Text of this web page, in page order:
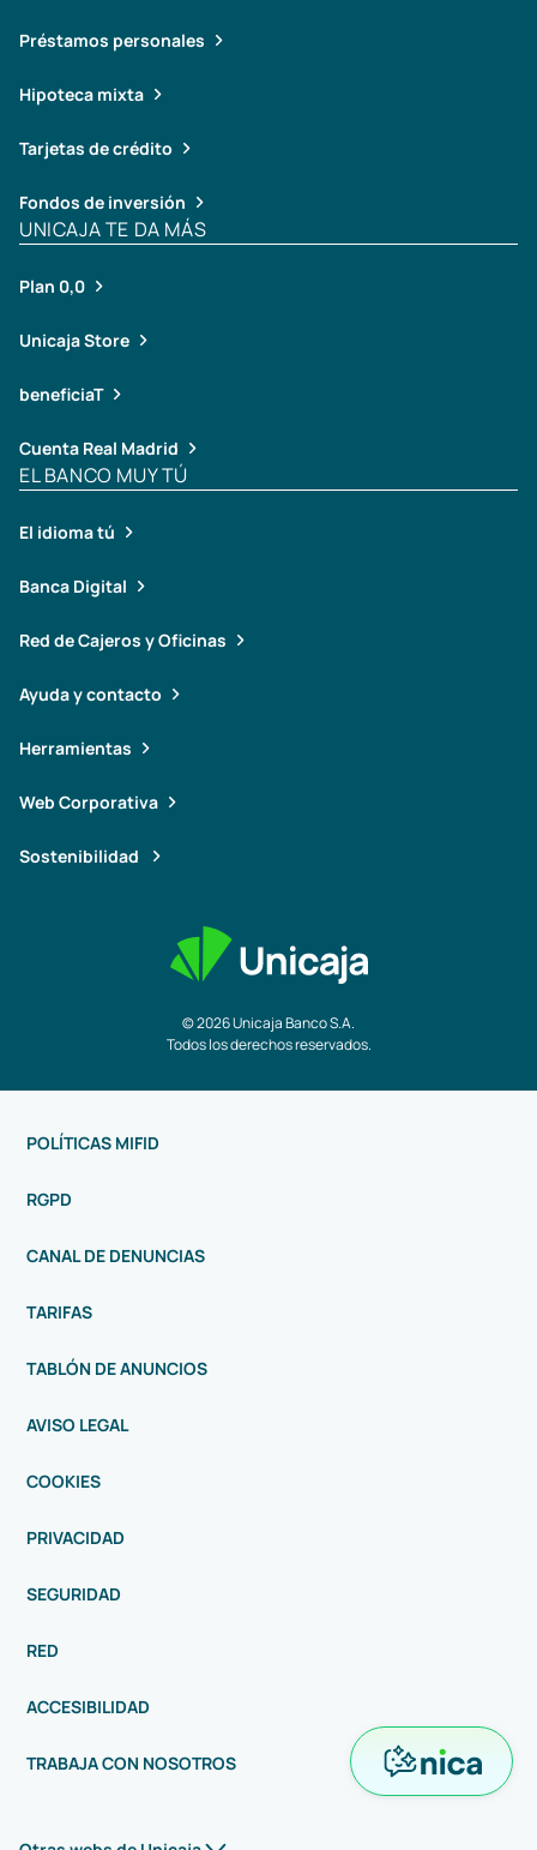
© 2026 Unicaja Banco S.A.
Todos los derechos reservados.
Préstamos personales
Hipoteca mixta
Tarjetas de crédito
Fondos de inversión
UNICAJA TE DA MÁS
Plan 0,0
Unicaja Store
beneficiaT
Cuenta Real Madrid
EL BANCO MUY TÚ
El idioma tú
Banca Digital
Red de Cajeros y Oficinas
Ayuda y contacto
Herramientas
Web Corporativa
Sostenibilidad
POLÍTICAS MIFID
RGPD
CANAL DE DENUNCIAS
TARIFAS
TABLÓN DE ANUNCIOS
AVISO LEGAL
COOKIES
PRIVACIDAD
SEGURIDAD
RED
ACCESIBILIDAD
TRABAJA CON NOSOTROS